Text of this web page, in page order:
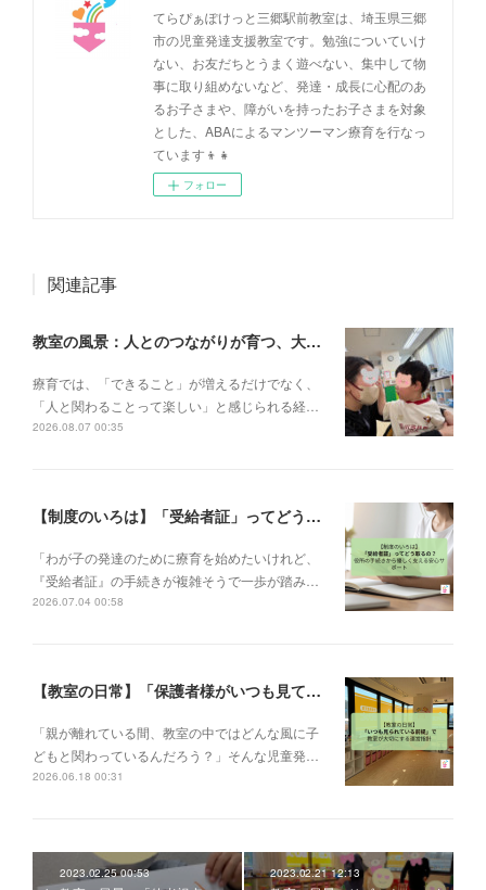
てらぴぁぽけっと三郷駅前教室は、埼玉県三郷
市の児童発達支援教室です。勉強についていけ
ない、お友だちとうまく遊べない、集中して物
事に取り組めないなど、発達・成長に心配のあ
るお子さまや、障がいを持ったお子さまを対象
とした、ABAによるマンツーマン療育を行なっ
ています👦👧
フォロー
関連記事
教室の風景：人とのつながりが育つ、大切な一瞬🌼
療育では、「できること」が増えるだけでなく、
「人と関わることって楽しい」と感じられる経…
2026.08.07 00:35
【制度のいろは】「受給者証」ってどう取るの？申請の流れと、てらぴぁぽけっとの安心サポート✨
「わが子の発達のために療育を始めたいけれど、
『受給者証』の手続きが複雑そうで一歩が踏み…
2026.07.04 00:58
【教室の日常】「保護者様がいつも見ている前提で」。私たちが大切にする教室運営指針✨
「親が離れている間、教室の中ではどんな風に子
どもと関わっているんだろう？」そんな児童発…
2026.06.18 00:31
2023.02.25 00:53 2023.02.21 12:13